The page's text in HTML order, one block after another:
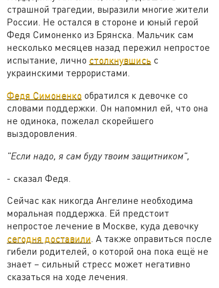
страшной трагедии, выразили многие жители
России. Не остался в стороне и юный герой
Федя Симоненко из Брянска. Мальчик сам
несколько месяцев назад пережил непростое
испытание, лично столкнувшись с
украинскими террористами.
Федя Симоненко обратился к девочке со
словами поддержки. Он напомнил ей, что она
не одинока, пожелал скорейшего
выздоровления.
"Если надо, я сам буду твоим защитником",
- сказал Федя.
Сейчас как никогда Ангелине необходима
моральная поддержка. Ей предстоит
непростое лечение в Москве, куда девочку
сегодня доставили. А также оправиться после
гибели родителей, о которой она пока ещё не
знает – сильный стресс может негативно
сказаться на ходе лечения.